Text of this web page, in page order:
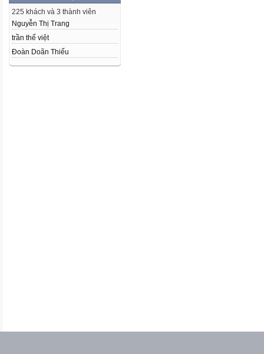
225 khách và 3 thành viên
Nguyễn Thị Trang
trần thế việt
Đoàn Doãn Thiếu